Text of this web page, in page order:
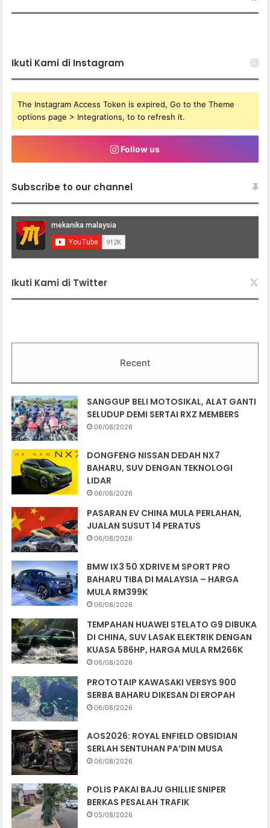
Ikuti Kami di Instagram
The Instagram Access Token is expired, Go to the Theme
options page > Integrations, to to refresh it.
Follow us
Subscribe to our channel
Ikuti Kami di Twitter
Recent
SANGGUP BELI MOTOSIKAL, ALAT GANTI
SELUDUP DEMI SERTAI RXZ MEMBERS
06/08/2026
DONGFENG NISSAN DEDAH NX7
BAHARU, SUV DENGAN TEKNOLOGI
LIDAR
06/08/2026
PASARAN EV CHINA MULA PERLAHAN,
JUALAN SUSUT 14 PERATUS
06/08/2026
BMW IX3 50 XDRIVE M SPORT PRO
BAHARU TIBA DI MALAYSIA – HARGA
MULA RM399K
06/08/2026
TEMPAHAN HUAWEI STELATO G9 DIBUKA
DI CHINA, SUV LASAK ELEKTRIK DENGAN
KUASA 586HP, HARGA MULA RM266K
06/08/2026
PROTOTAIP KAWASAKI VERSYS 900
SERBA BAHARU DIKESAN DI EROPAH
06/08/2026
AOS2026: ROYAL ENFIELD OBSIDIAN
SERLAH SENTUHAN PA’DIN MUSA
06/08/2026
POLIS PAKAI BAJU GHILLIE SNIPER
BERKAS PESALAH TRAFIK
05/08/2026